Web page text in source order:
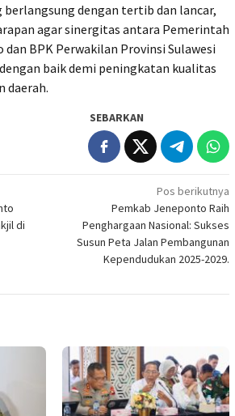
dengan tertib dan lancar,
agar sinergitas antara Pemerintah
BPK Perwakilan Provinsi Sulawesi
baik demi peningkatan kualitas
daerah.
SEBARKAN
di
Pos berikutnya
Pemkab Jeneponto Raih
Penghargaan Nasional: Sukses
Susun Peta Jalan Pembangunan
Kependudukan 2025-2029.